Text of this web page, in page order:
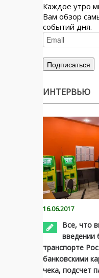
Каждое утро
Вам обзор
событий дня.
ИНТЕРВЬЮ
16.06.2017
Все, что
введении
транспорте
банковскими
чека, подсчет